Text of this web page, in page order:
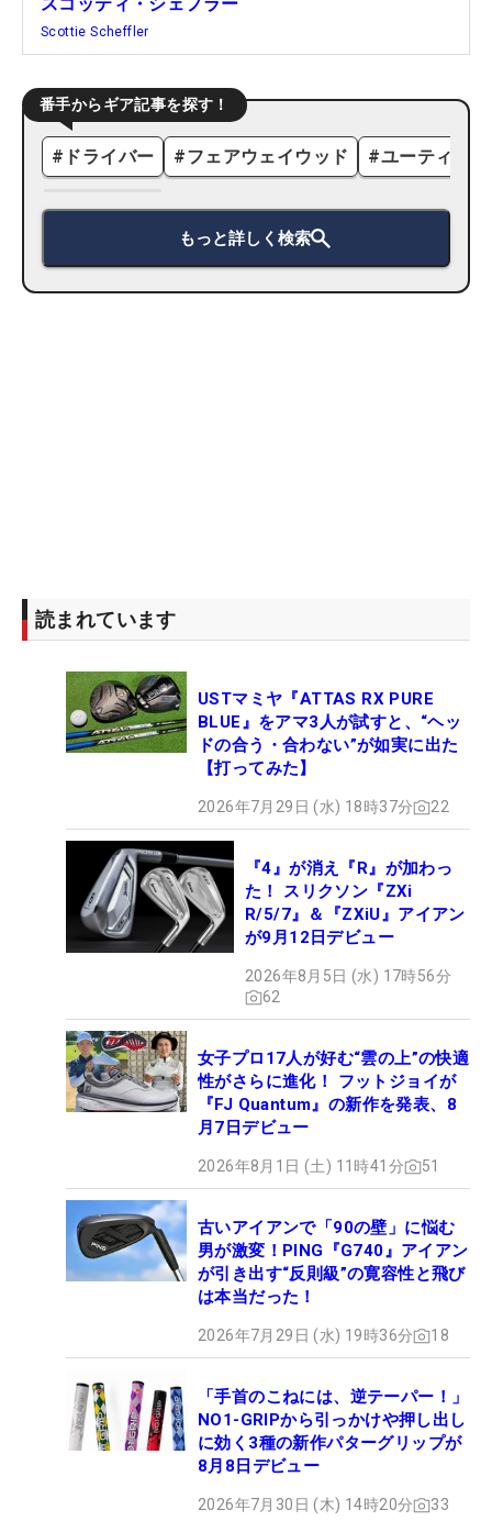
Scottie Scheffler
番手からギア記事を探す！
# ドライバー #フェアウェイウッド #ユーティリ
もっと詳しく検索
読まれています
USTマミヤ『ATTAS RX PURE
BLUE』をアマ3人が試すと、“ヘッ
ドの合う・合わない”が如実に出た
【打ってみた】
2026年7月29日 (水) 18時37分 22
『4』が消え『R』が加わっ
た！ スリクソン『ZXi
R/5/7』＆『ZXiU』アイアン
が9月12日デビュー
2026年8月5日 (水) 17時56分
62
女子プロ17人が好む“雲の上”の快適
性がさらに進化！ フットジョイが
『FJ Quantum』の新作を発表、8
月7日デビュー
2026年8月1日 (土) 11時41分 51
古いアイアンで「90の壁」に悩む
男が激変！PING『G740』アイアン
が引き出す“反則級”の寛容性と飛び
は本当だった！
2026年7月29日 (水) 19時36分 18
「手首のこねには、逆テーパー！」
NO1-GRIPから引っかけや押し出し
に効く3種の新作パターグリップが
8月8日デビュー
2026年7月30日 (木) 14時20分 33